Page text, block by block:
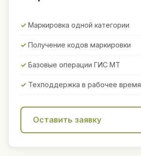
Маркировка одной категории
Получение кодов маркировки
Базовые операции ГИС МТ
Техподдержка в рабочее время
Оставить заявку